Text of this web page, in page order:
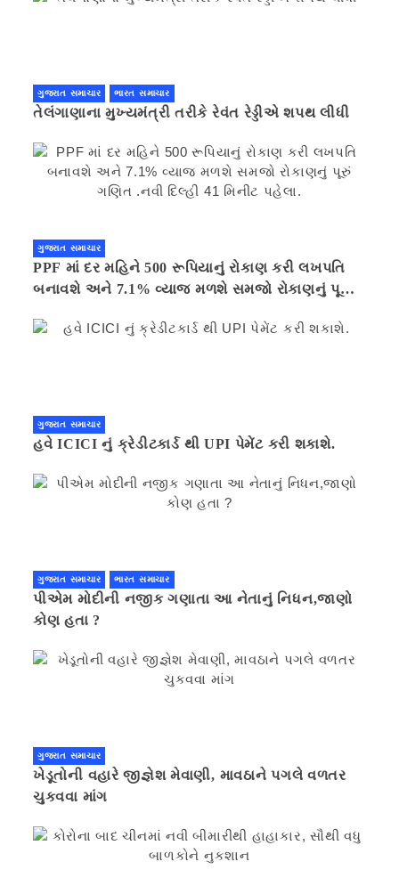
ગુજરાત સમાચાર ભારત સમાચાર
તેલંગાણાના મુખ્યમંત્રી તરીકે રેવંત રેડ્ડીએ શપથ લીધી
ગુજરાત સમાચાર
PPF માં દર મહિને 500 રૂપિયાનું રોકાણ કરી લખપતિ
બનાવશે અને 7.1% વ્યાજ મળશે સમજો રોકાણનું પૂરું
ગુજરાત સમાચાર
હવે ICICI નું ક્રેડીટકાર્ડ થી UPI પેમેંટ કરી શકાશે.
ગુજરાત સમાચાર ભારત સમાચાર
પીએમ મોદીની નજીક ગણાતા આ નેતાનું નિધન,જાણો
કોણ હતા ?
ગુજરાત સમાચાર
ખેડૂતોની વહારે જીજ્ઞેશ મેવાણી, માવઠાને પગલે વળતર
ચુકવવા માંગ